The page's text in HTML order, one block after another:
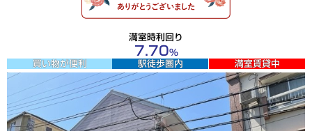
満室時利回り
7.70％
買い物が便利 駅徒歩圏内 満室賃貸中